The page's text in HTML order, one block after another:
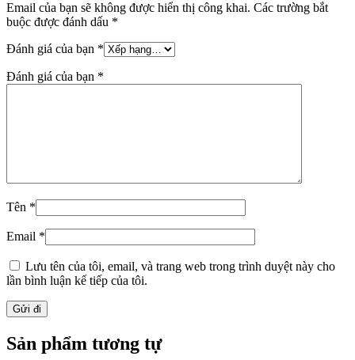
Email của bạn sẽ không được hiển thị công khai. Các trường bắt
buộc được đánh dấu *
Đánh giá của bạn *
Đánh giá của bạn *
Tên *
Email *
Lưu tên của tôi, email, và trang web trong trình duyệt này cho
lần bình luận kế tiếp của tôi.
Sản phẩm tương tự